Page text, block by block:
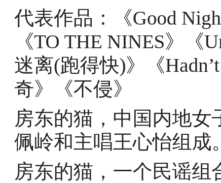
代表作品：《Good
《TO THE NINES》《
迷离(跑得快)》‌《‌
奇》《不侵》
房东的猫，中国内地
佩岭和主唱王心怡组成
房东的猫，一个民谣